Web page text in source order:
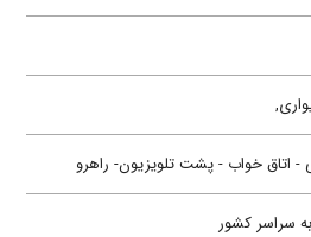
- اتاق خواب - پشت تلویزیون- راهرو
سراسر کشور